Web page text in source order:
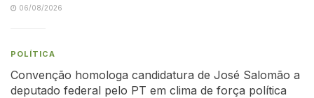
06/08/2026
POLÍTICA
Convenção homologa candidatura de José Salomão a
deputado federal pelo PT em clima de força política